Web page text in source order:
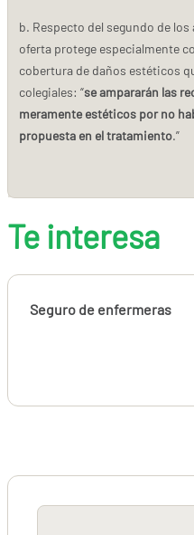
b. Respecto del segundo de
oferta protege especialmente
cobertura de daños estéticos
colegiales: “se ampararán las
meramente estéticos por no
propuesta en el tratamiento.”
Te interesa
Seguro de enfermeras